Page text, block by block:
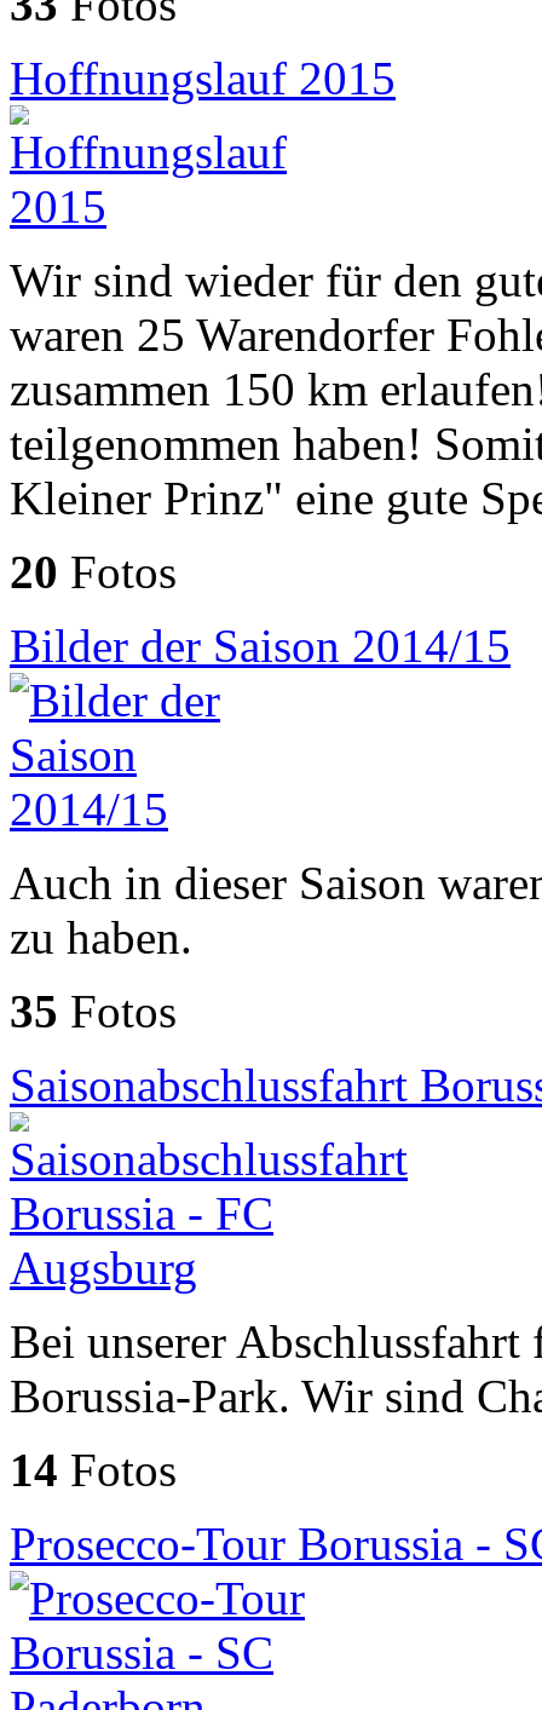
Hoffnungslauf 2015
Wir sind wieder für den
waren 25 Warendorfer
zusammen 150 km
teilgenommen haben!
Kleiner Prinz" eine gute
20 Fotos
Bilder der Saison 2014/15
Auch in dieser Saison
zu haben.
35 Fotos
Saisonabschlussfahrt
Bei unserer
Borussia-Park. Wir sind
14 Fotos
Prosecco-Tour Borussia -